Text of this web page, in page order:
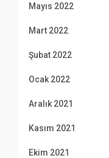
Mayıs 2022
Mart 2022
Şubat 2022
Ocak 2022
Aralık 2021
Kasım 2021
Ekim 2021